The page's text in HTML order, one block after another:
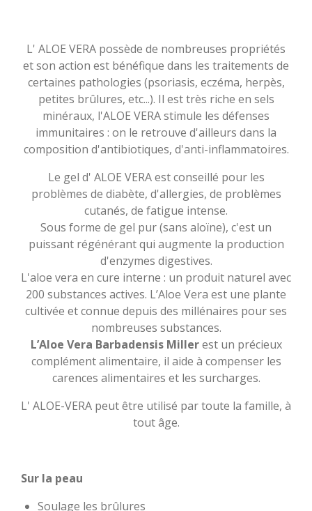
L' ALOE VERA possède de nombreuses propriétés
et son action est bénéfique dans les traitements de
certaines pathologies (psoriasis, eczéma, herpès,
petites brûlures, etc...). Il est très riche en sels
minéraux, l'ALOE VERA stimule les défenses
immunitaires : on le retrouve d'ailleurs dans la
composition d'antibiotiques, d'anti-inflammatoires.
Le gel d' ALOE VERA est conseillé pour les
problèmes de diabète, d'allergies, de problèmes
cutanés, de fatigue intense.
Sous forme de gel pur (sans aloïne), c'est un
puissant régénérant qui augmente la production
d'enzymes digestives.
L'aloe vera en cure interne : un produit naturel avec
200 substances actives. L’Aloe Vera est une plante
cultivée et connue depuis des millénaires pour ses
nombreuses substances.
L’Aloe Vera Barbadensis Millerest un précieux
complément alimentaire, il aide à compenser les
carences alimentaires et les surcharges.
L' ALOE-VERA peut être utilisé par toute la famille, à
tout âge.
Sur la peau
Soulage les brûlures